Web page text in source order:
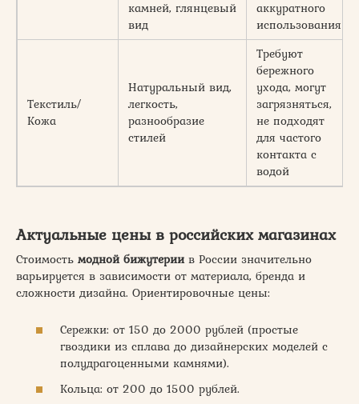
камней, глянцевый
вид
аккуратного
использования
Текстиль/
Кожа
Натуральный вид,
легкость,
разнообразие
стилей
Требуют
бережного
ухода, могут
загрязняться,
не подходят
для частого
контакта с
водой
Актуальные цены в российских магазинах
Стоимость модной бижутериив России значительно
варьируется в зависимости от материала, бренда и
сложности дизайна. Ориентировочные цены:
Сережки: от 150 до 2000 рублей (простые
гвоздики из сплава до дизайнерских моделей с
полудрагоценными камнями).
Кольца: от 200 до 1500 рублей.